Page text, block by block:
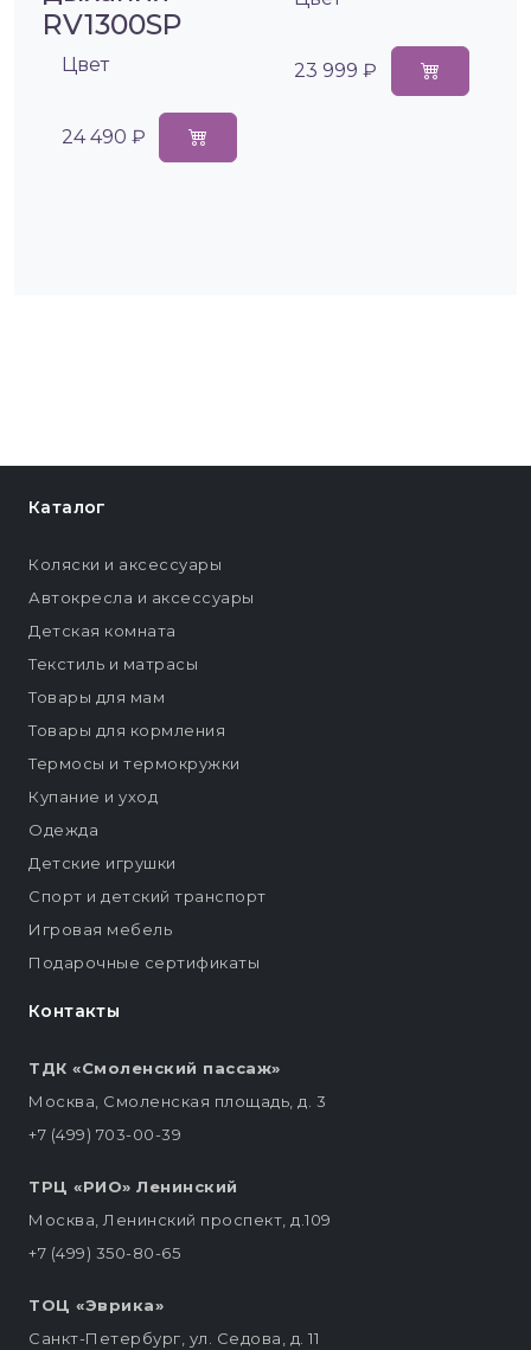
RV1300SP
Цвет
24 490 ₽
23 999 ₽
Контакты
ТДК «Смоленский пассаж»
Москва, Смоленская площадь, д. 3
+7 (499) 703-00-39
ТРЦ «РИО» Ленинский
Москва, Ленинский проспект, д.109
+7 (499) 350-80-65
ТОЦ «Эврика»
Санкт-Петербург, ул. Седова, д. 11
Каталог
Коляски и аксессуары
Автокресла и аксессуары
Детская комната
Текстиль и матрасы
Товары для мам
Товары для кормления
Термосы и термокружки
Купание и уход
Одежда
Детские игрушки
Спорт и детский транспорт
Игровая мебель
Подарочные сертификаты